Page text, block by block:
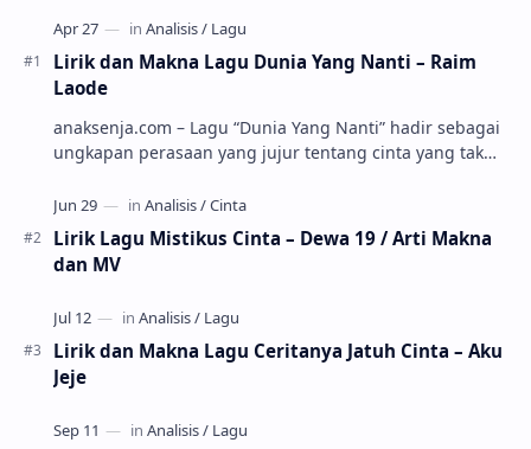
Lirik dan Makna Lagu Dunia Yang Nanti – Raim
Laode
anaksenja.com – Lagu “Dunia Yang Nanti” hadir sebagai
ungkapan perasaan yang jujur tentang cinta yang tak
Lirik Lagu Mistikus Cinta – Dewa 19 / Arti Makna
dan MV
Lirik dan Makna Lagu Ceritanya Jatuh Cinta – Aku
Jeje